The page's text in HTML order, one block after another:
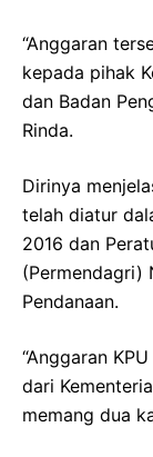
“Anggaran
kepada pihak
dan Badan
Rinda.
Dirinya
telah diatur
2016 dan
(Permendagri)
Pendanaan.
“Anggaran
dari
memang dua